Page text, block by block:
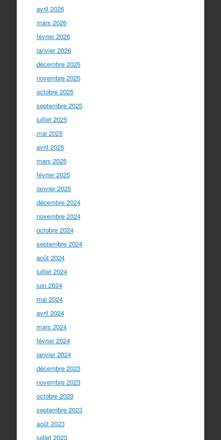
avril 2026
mars 2026
février 2026
janvier 2026
décembre 2025
novembre 2025
octobre 2025
septembre 2025
juillet 2025
mai 2025
avril 2025
mars 2025
février 2025
janvier 2025
décembre 2024
novembre 2024
octobre 2024
septembre 2024
août 2024
juillet 2024
juin 2024
mai 2024
avril 2024
mars 2024
février 2024
janvier 2024
décembre 2023
novembre 2023
octobre 2023
septembre 2023
août 2023
juillet 2023